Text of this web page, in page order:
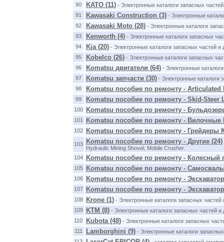
90
KATO (11) - Электронные каталоги запасных
91
Kawasaki Construction (3) - Электронные
92
Kawasaki Moto (28) - Электронные каталоги
93
Kenworth (4) - Электронные каталоги запасных
94
Kia (20) - Электронные каталоги запасных частей
95
Kobelco (26) - Электронные каталоги запасных
96
Komatsu двигатели (64) - Электронные
97
Komatsu запчасти (30) - Электронные каталоги
98
Komatsu пособие по ремонту - Articulated
99 Komatsu пособие по ремонту - Skid-Steer
100 Komatsu пособие по ремонту -
101 Komatsu пособие по ремонту - Вилочные
102 Komatsu пособие по ремонту - Грейдеры
103 Komatsu пособие по ремонту - Другие (24)
Hydraulic Mining Shovel, Mobile Crusher.
104
Komatsu пособие по ремонту - Колесный
105 Komatsu пособие по ремонту -
106 Komatsu пособие по ремонту -
107 Komatsu пособие по ремонту -
108 Krone (1) - Электронные каталоги запасных
109
KTM (8) - Электронные каталоги запасных частей
110
Kubota (48) - Электронные каталоги запасных
111
Lamborghini (9) - Электронные каталоги